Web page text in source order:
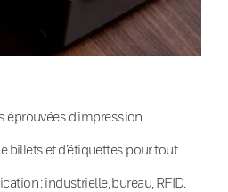
d’impression
billets et d’étiquettes pour tout
: industrielle, bureau, RFID.